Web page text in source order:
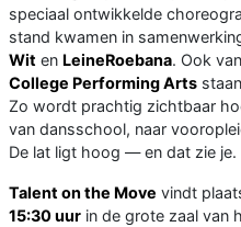
speciaal ontwikkelde
stand kwamen in
Wit en LeineRoebana. Ook
College Performing Arts
Zo wordt prachtig zichtbaar
van dansschool, naar
De lat ligt hoog — en dat zie je.
Talent on the Move vindt
15:30 uur in de grote zaal van